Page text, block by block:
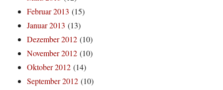
Februar 2013 (15)
Januar 2013 (13)
Dezember 2012 (10)
November 2012 (10)
Oktober 2012 (14)
September 2012 (10)